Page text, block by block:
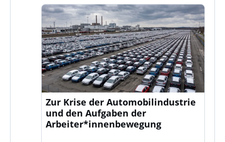
Zur Krise der Automobilindustrie
und den Aufgaben der
Arbeiter*innenbewegung